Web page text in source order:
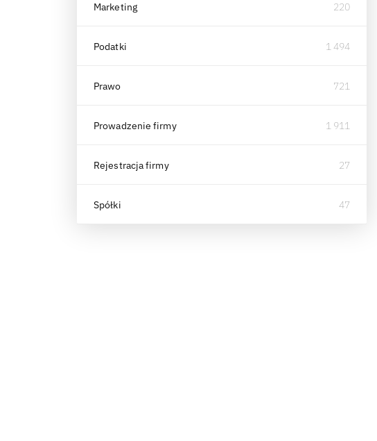
Marketing 220
Podatki 1 494
Prawo 721
Prowadzenie firmy 1 911
Rejestracja firmy 27
Spółki 47